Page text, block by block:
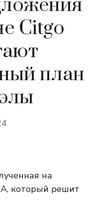
Citgo
план
на
который решит